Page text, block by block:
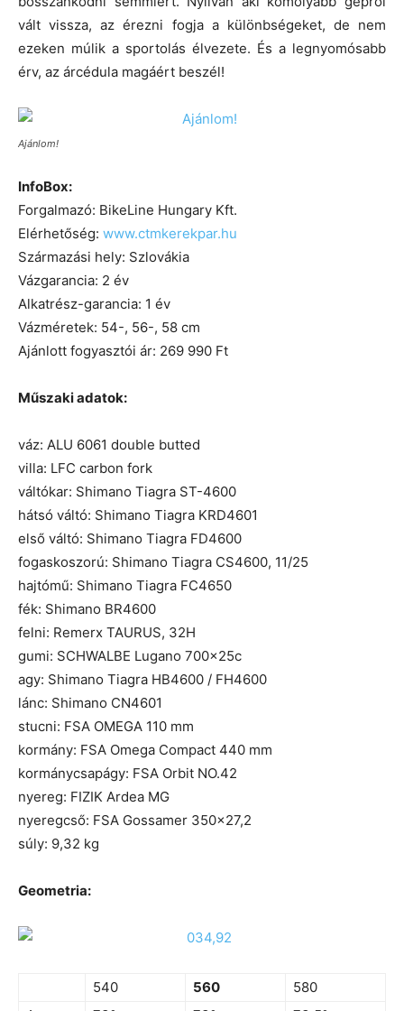
vált vissza, az érezni fogja a különbségeket, de nem
ezeken múlik a sportolás élvezete. És a legnyomósabb
érv, az árcédula magáért beszél!
Ajánlom!
InfoBox:
Forgalmazó: BikeLine Hungary Kft.
Elérhetőség: www.ctmkerekpar.hu
Származási hely: Szlovákia
Vázgarancia: 2 év
Alkatrész-garancia: 1 év
Vázméretek: 54-, 56-, 58 cm
Ajánlott fogyasztói ár: 269 990 Ft
Műszaki adatok:
váz: ALU 6061 double butted
villa: LFC carbon fork
váltókar: Shimano Tiagra ST-4600
hátsó váltó: Shimano Tiagra KRD4601
első váltó: Shimano Tiagra FD4600
fogaskoszorú: Shimano Tiagra CS4600, 11/25
hajtómű: Shimano Tiagra FC4650
fék: Shimano BR4600
felni: Remerx TAURUS, 32H
gumi: SCHWALBE Lugano 700x25c
agy: Shimano Tiagra HB4600 / FH4600
lánc: Shimano CN4601
stucni: FSA OMEGA 110 mm
kormány: FSA Omega Compact 440 mm
kormánycsapágy: FSA Orbit NO.42
nyereg: FIZIK Ardea MG
nyeregcső: FSA Gossamer 350×27,2
súly: 9,32 kg
Geometria:
540 560
580